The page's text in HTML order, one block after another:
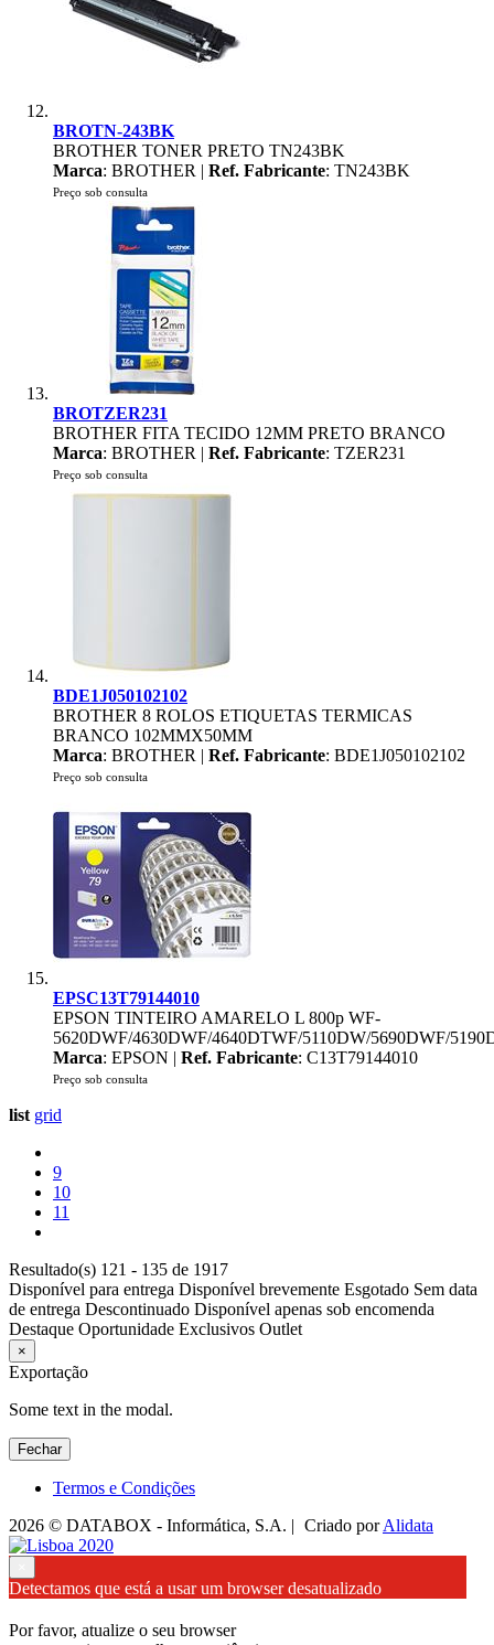
BROTN-243BK
BROTHER TONER PRETO TN243BK
Marca: BROTHER | Ref. Fabricante: TN243BK
Preço sob consulta
BROTZER231
BROTHER FITA TECIDO 12MM PRETO BRANCO
Marca: BROTHER | Ref. Fabricante: TZER231
Preço sob consulta
BDE1J050102102
BROTHER 8 ROLOS ETIQUETAS TERMICAS
BRANCO 102MMX50MM
Marca: BROTHER | Ref. Fabricante: BDE1J050102102
Preço sob consulta
EPSC13T79144010
EPSON TINTEIRO AMARELO L 800p WF-
5620DWF/4630DWF/4640DTWF/5110DW/5690DWF/
Marca: EPSON | Ref. Fabricante: C13T79144010
Preço sob consulta
list grid
9
10
11
Resultado(s) 121 - 135 de 1917
Disponível para entrega Disponível brevemente Esgotado Sem data
de entrega Descontinuado Disponível apenas sob encomenda
Destaque Oportunidade Exclusivos Outlet
×
Exportação
Some text in the modal.
Fechar
Termos e Condições
2026 © DATABOX - Informática, S.A. | Criado porAlidata
Detectamos que está a usar um browser desatualizado
Por favor, atualize o seu browser